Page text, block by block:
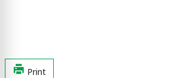
Print